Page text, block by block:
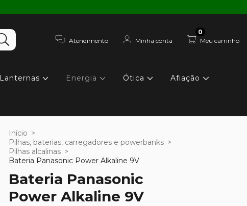
Atendimento Minha conta Meu carrinho
0
Lanternas Energia Ótica Afiação
Início >
Pilhas, baterias, carregadores e powerbanks >
Pilhas alcalinas >
Bateria Panasonic Power Alkaline 9V
Bateria Panasonic
Power Alkaline 9V